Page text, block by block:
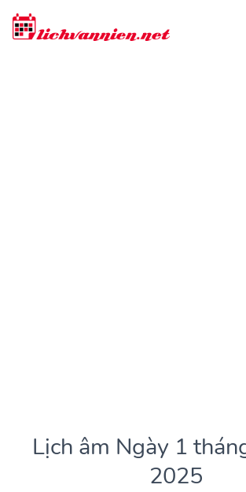
Lịch âm Ngày 1
2025